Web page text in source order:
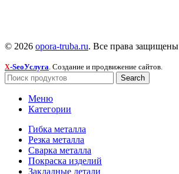
© 2026 opora-truba.ru. Все права защищены
X-SeoУслуга . Создание и продвижение сайтов.
Search
Меню
Категории
Гибка металла
Резка металла
Сварка металла
Покраска изделий
Закладные детали